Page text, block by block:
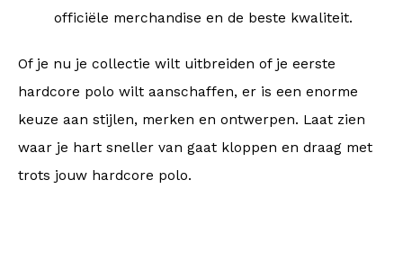
officiële merchandise en de beste kwaliteit.
Of je nu je collectie wilt uitbreiden of je eerste
hardcore polo wilt aanschaffen, er is een enorme
keuze aan stijlen, merken en ontwerpen. Laat zien
waar je hart sneller van gaat kloppen en draag met
trots jouw hardcore polo.